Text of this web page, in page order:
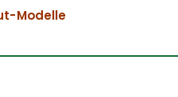
Modelle